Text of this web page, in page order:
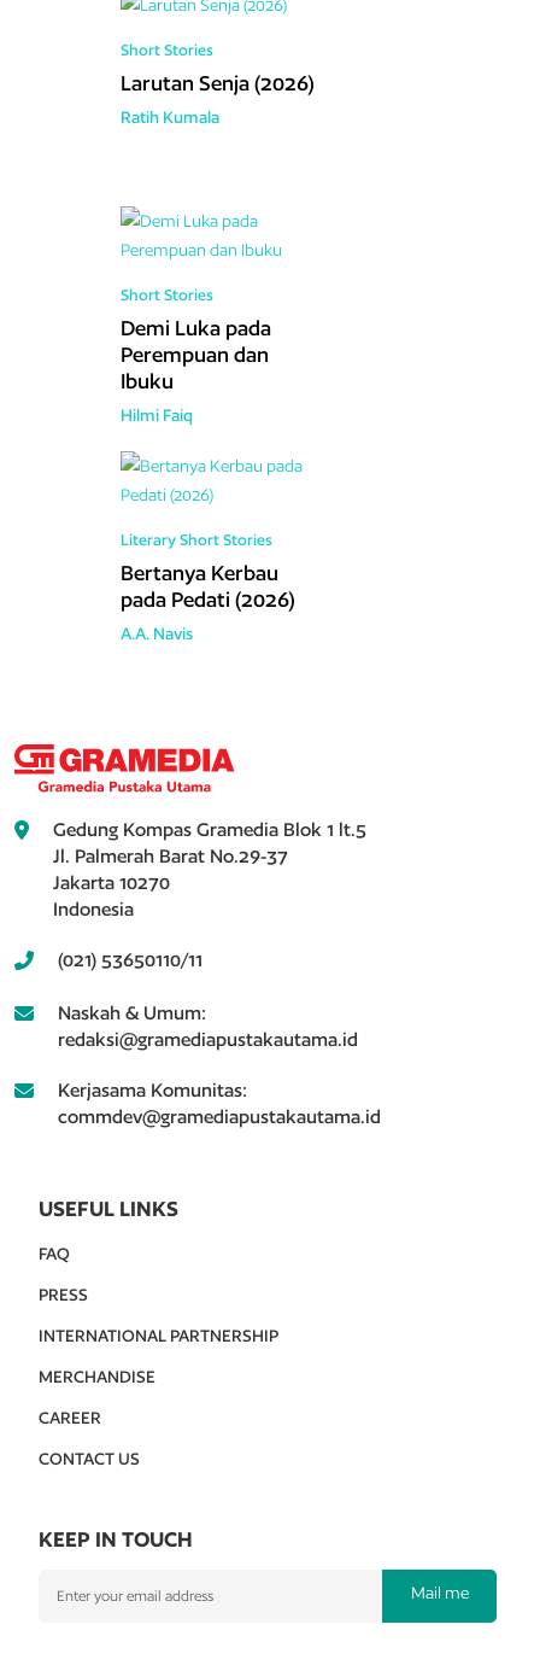
Short Stories
Larutan Senja (2026)
Ratih Kumala
Short Stories
Demi Luka pada
Perempuan dan
Ibuku
Hilmi Faiq
Literary Short Stories
Bertanya Kerbau
pada Pedati (2026)
A.A. Navis
Gedung Kompas Gramedia Blok 1 lt.5
Jl. Palmerah Barat No.29-37
Jakarta 10270
Indonesia
(021) 53650110/11
Naskah & Umum:
redaksi@gramediapustakautama.id
Kerjasama Komunitas:
commdev@gramediapustakautama.id
USEFUL LINKS
FAQ
PRESS
INTERNATIONAL PARTNERSHIP
MERCHANDISE
CAREER
CONTACT US
KEEP IN TOUCH
Mail me